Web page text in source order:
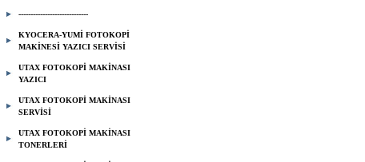
-----------------------------
KYOCERA-YUMİ FOTOKOPİ
MAKİNESİ YAZICI SERVİSİ
UTAX FOTOKOPİ MAKİNASI
YAZICI
UTAX FOTOKOPİ MAKİNASI
SERVİSİ
UTAX FOTOKOPİ MAKİNASI
TONERLERİ